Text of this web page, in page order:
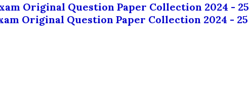
Original Question Paper Collection 2024 - 25
Original Question Paper Collection 2024 - 25